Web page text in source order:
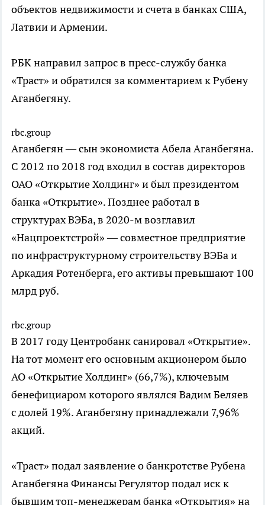
объектов недвижимости и счета в банках США,
Латвии и Армении.
РБК направил запрос в пресс-службу банка
«Траст» и обратился за комментарием к Рубену
Аганбегяну.
rbc.group
Аганбегян — сын экономиста Абела Аганбегяна.
С 2012 по 2018 год входил в состав директоров
ОАО «Открытие Холдинг» и был президентом
банка «Открытие». Позднее работал в
структурах ВЭБа, в 2020-м возглавил
«Нацпроектстрой» — совместное предприятие
по инфраструктурному строительству ВЭБа и
Аркадия Ротенберга, его активы превышают 100
млрд руб.
rbc.group
В 2017 году Центробанк санировал «Открытие».
На тот момент его основным акционером было
АО «Открытие Холдинг» (66,7%), ключевым
бенефициаром которого являлся Вадим Беляев
с долей 19%. Аганбегяну принадлежали 7,96%
акций.
«Траст» подал заявление о банкротстве Рубена
АганбегянаФинансыРегулятор подал иск к
бывшим топ-менеджерам банка «Открытия» на